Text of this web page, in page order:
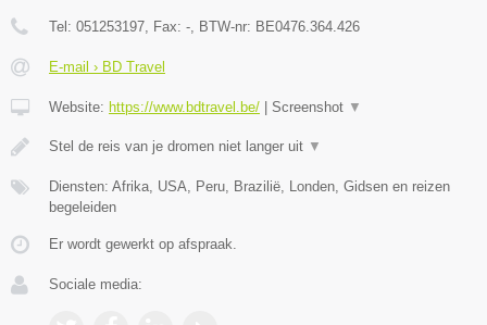
Tel: 051253197, Fax: -, BTW-nr: BE0476.364.426
E-mail › BD Travel
Website: https://www.bdtravel.be/ Screenshot ▼
Stel de reis van je dromen niet langer uit ▼
Diensten: Afrika, USA, Peru, Brazilië, Londen, Gidsen en reizen
begeleiden
Er wordt gewerkt op afspraak.
Sociale media: